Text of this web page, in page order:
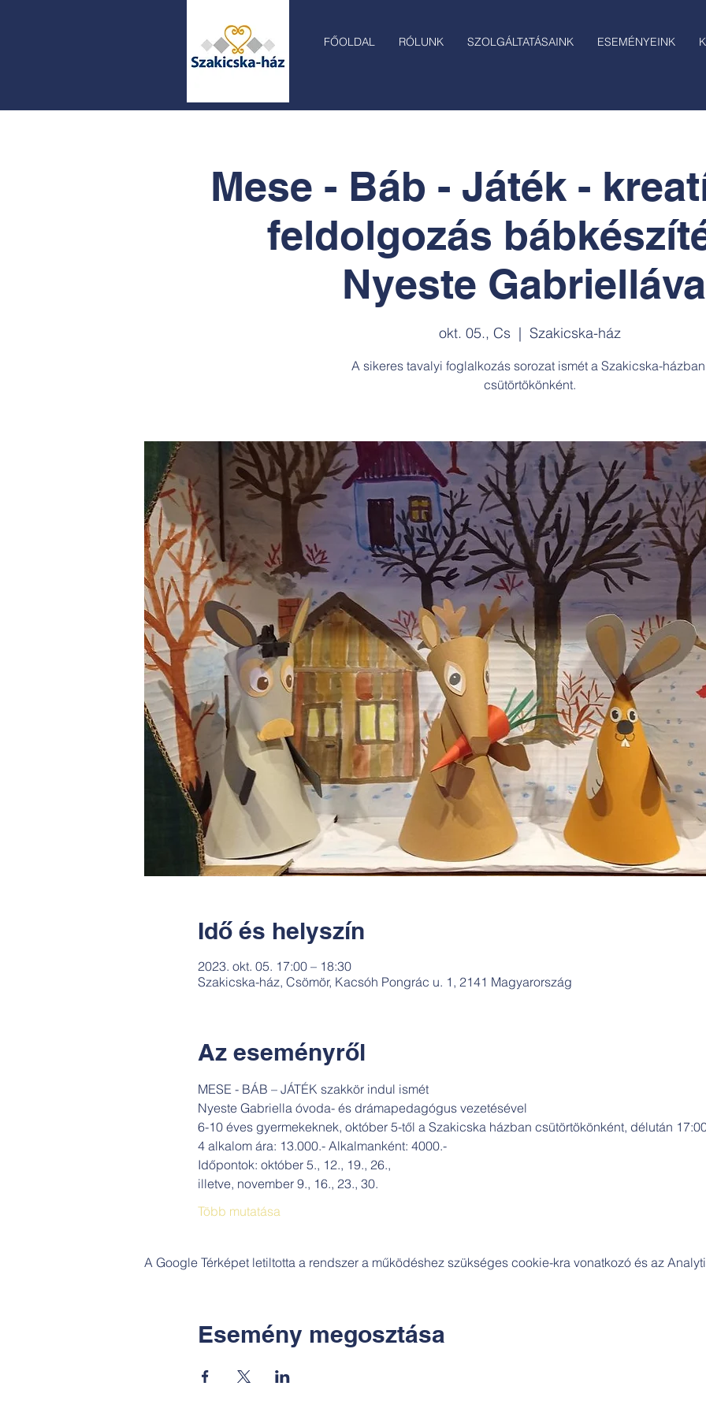
FŐOLDAL RÓLUNK SZOLGÁLTATÁSAINK ESEMÉNYEINK
Mese - Báb - Játék -
feldolgozás
Nyeste
okt. 05., Cs
  |
Szakicska-ház
A sikeres tavalyi foglalkozás sorozat ismét a Szakicska-
csütörtökönként.
Idő és helyszín
2023. okt. 05. 17:00 – 18:30
Szakicska-ház, Csömör, Kacsóh Pongrác u. 1, 2141 Magyarország
Az eseményről
MESE - BÁB – JÁTÉK szakkör indul ismét
Nyeste Gabriella óvoda- és drámapedagógus vezetésével
6-10 éves gyermekeknek, október 5-től a Szakicska házban csütörtökönként, délután
4 alkalom ára: 13.000.- Alkalmanként: 4000.-
Időpontok: október 5., 12., 19., 26.,
illetve, november 9., 16., 23., 30.
Több mutatása
A Google Térképet letiltotta a rendszer a működéshez szükséges cookie-kra vonatkozó és az
Esemény megosztása